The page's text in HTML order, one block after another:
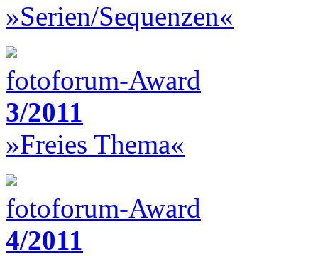
»Serien/Sequenzen«
fotoforum-Award
3/2011
»Freies Thema«
fotoforum-Award
4/2011